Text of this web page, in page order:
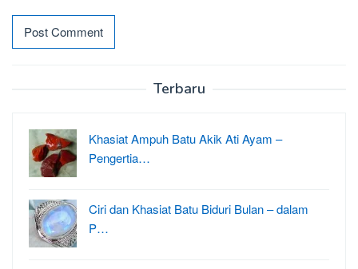
Terbaru
Khasiat Ampuh Batu Akik Ati Ayam –
Pengertia…
Ciri dan Khasiat Batu Biduri Bulan – dalam
P…